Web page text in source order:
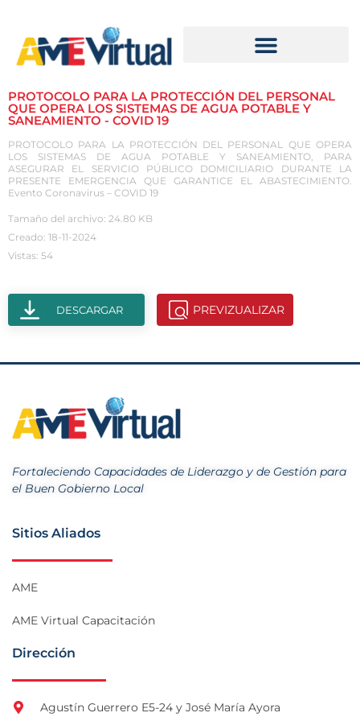
PROTOCOLO PARA LA PROTECCIÓN DEL PERSONAL
QUE OPERA LOS SISTEMAS DE AGUA POTABLE Y
SANEAMIENTO - COVID 19
PROTOCOLO PARA LA PROTECCIÓN DEL PERSONAL QUE OPERA
LOS SISTEMAS DE AGUA POTABLE Y SANEAMIENTO, PARA
ASEGURAR EL SERVICIO PÚBLICO DOMICILIARIO DURANTE LA
PRESENTE EMERGENCIA QUE GARANTICE EL ABASTECIMIENTO.
Evento Coronavirus – COVID 19
Tamaño del archivo: 24.80 KB
Creado: 18-11-2024
Vistas: 54
DESCARGAR PREVIZUALIZAR
Fortaleciendo Capacidades de Liderazgo y de Gestión para
el Buen Gobierno Local
Sitios Aliados
AME
AME Virtual Capacitación
Dirección
Agustín Guerrero E5-24 y José María Ayora